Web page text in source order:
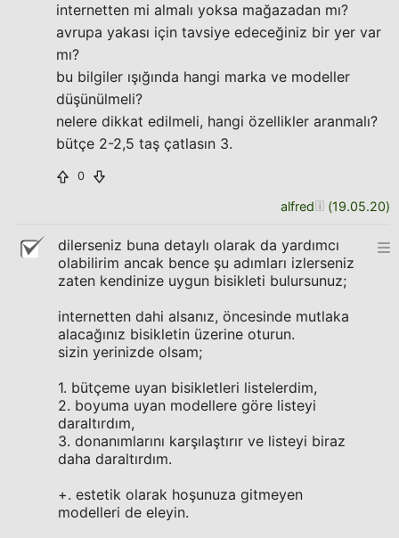
internetten mi almalı yoksa mağazadan mı?
avrupa yakası için tavsiye edeceğiniz bir yer var
mı?
bu bilgiler ışığında hangi marka ve modeller
düşünülmeli?
nelere dikkat edilmeli, hangi özellikler aranmalı?
bütçe 2-2,5 taş çatlasın 3.
0
alfred (19.05.20)
dilerseniz buna detaylı olarak da yardımcı
olabilirim ancak bence şu adımları izlerseniz
zaten kendinize uygun bisikleti bulursunuz;
internetten dahi alsanız, öncesinde mutlaka
alacağınız bisikletin üzerine oturun.
sizin yerinizde olsam;
1. bütçeme uyan bisikletleri listelerdim,
2. boyuma uyan modellere göre listeyi
daraltırdım,
3. donanımlarını karşılaştırır ve listeyi biraz
daha daraltırdım.
+. estetik olarak hoşunuza gitmeyen
modelleri de eleyin.